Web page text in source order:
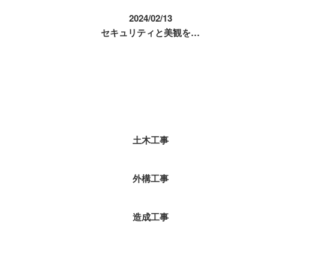
2024/02/13
セキュリティと美観を…
土木工事
外構工事
造成工事